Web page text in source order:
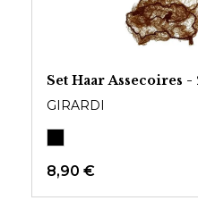
Set Haar Assecoires
GIRARDI
8,90 €